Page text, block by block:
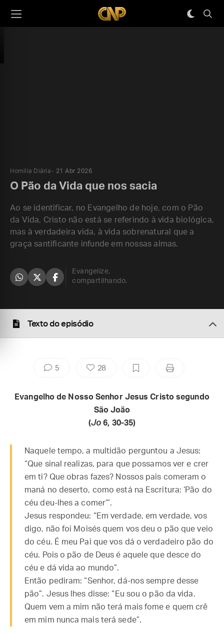
Homilia Diária 21 Abr 2026
O Pão da Vida que nos sacia
Ao se identificar, no Evangelho de hoje, com o Pão
da Vida, Cristo não está se referindo à vida biológica,
mas à verdadeira vida, à vida sobrenatural que a
graça santificante infunde em nossas almas.
Evangelize,
compartilhando.
Texto do episódio
5 28
Evangelho de Nosso Senhor Jesus Cristo segundo
São João
(Jo6, 30-35)
Naquele tempo, a multidão perguntou a Jesus:
“Que sinal realizas, para que possamos ver e crer
em ti? Que obras fazes? Nossos pais comeram o
maná no deserto, como está na Escritura: ‘Pão do
céu deu-lhes a comer’”.
Jesus respondeu: “Em verdade, em verdade, vos
digo, não foi Moisés quem vos deu o pão que veio
do céu. É meu Pai que vos dá o verdadeiro pão do
céu. Pois o pão de Deus é aquele que desce do
céu e dá vida ao mundo”.
Então pediram: “Senhor, dá-nos sempre desse
pão”. Jesus lhes disse: “Eu sou o pão da vida.
Quem vem a mim não terá mais fome e quem crê
em mim nunca mais terá sede”.